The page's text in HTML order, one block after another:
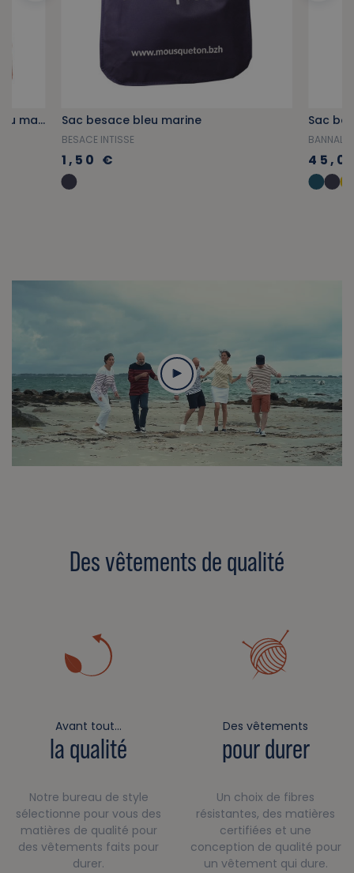
T-shirt rayé manches courtes bleu marine Sac besace bleu marine
BESACE INTISSE
1,50 €
Sac
Des vêtements de qualité
Avant tout…
la qualité
Notre bureau de style
sélectionne pour vous des
matières de qualité pour
des vêtements faits pour
durer.
Des vêtements
pour durer
Un choix de fibres
résistantes, des matières
certifiées et une
conception de qualité pour
un vêtement qui dure.